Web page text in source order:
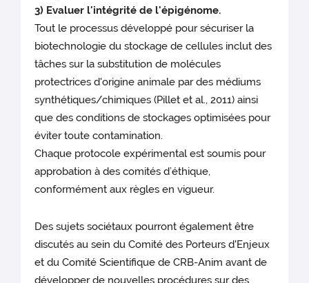
3) Evaluer l'intégrité de l'épigénome.
Tout le processus développé pour sécuriser la
biotechnologie du stockage de cellules inclut des
tâches sur la substitution de molécules
protectrices d'origine animale par des médiums
synthétiques/chimiques (Pillet et al., 2011) ainsi
que des conditions de stockages optimisées pour
éviter toute contamination.
Chaque protocole expérimental est soumis pour
approbation à des comités d’éthique,
conformément aux règles en vigueur.
Des sujets sociétaux pourront également être
discutés au sein du Comité des Porteurs d'Enjeux
et du Comité Scientifique de CRB-Anim avant de
développer de nouvelles procédures sur des